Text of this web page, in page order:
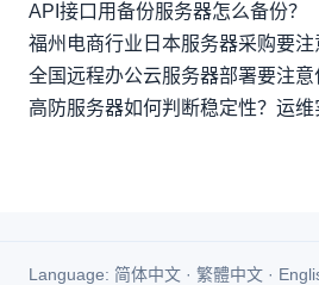
API接口用备份服务器怎么备份？
福州电商行业日本服务器采购要注
全国远程办公云服务器部署要注意
高防服务器如何判断稳定性？运维
Language: 简体中文 · 繁體中文 ·